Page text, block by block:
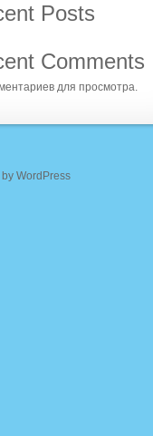
Posts
Comments
для просмотра.
by WordPress